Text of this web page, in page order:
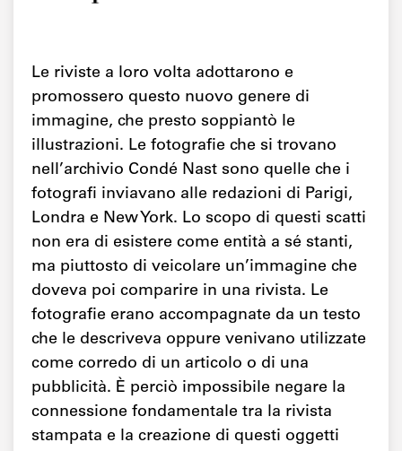
Le riviste a loro volta adottarono e
promossero questo nuovo genere di
immagine, che presto soppiantò le
illustrazioni. Le fotografie che si trovano
nell’archivio Condé Nast sono quelle che i
fotografi inviavano alle redazioni di Parigi,
Londra e New York. Lo scopo di questi scatti
non era di esistere come entità a sé stanti,
ma piuttosto di veicolare un’immagine che
doveva poi comparire in una rivista. Le
fotografie erano accompagnate da un testo
che le descriveva oppure venivano utilizzate
come corredo di un articolo o di una
pubblicità. È perciò impossibile negare la
connessione fondamentale tra la rivista
stampata e la creazione di questi oggetti